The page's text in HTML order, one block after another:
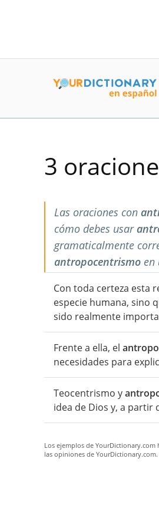
3
Las oraciones con
cómo debes usar
gramaticalmente
antropocentrismo en
Con toda certeza esta
especie humana, sino
sido realmente
Frente a ella, el
necesidades para
Teocentrismo y
idea de Dios y, a partir
Los ejemplos de
las opiniones de YourDictionary.com.